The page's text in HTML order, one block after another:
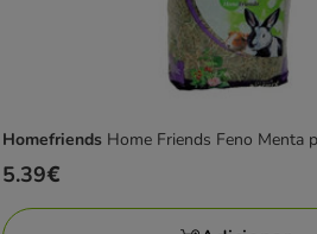
Homefriends Home Friends Feno Menta
Preço
5.39€
5.39€